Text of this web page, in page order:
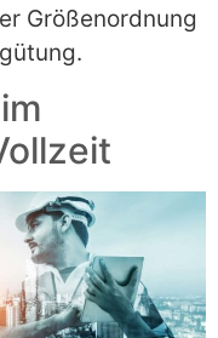
Größenordnung